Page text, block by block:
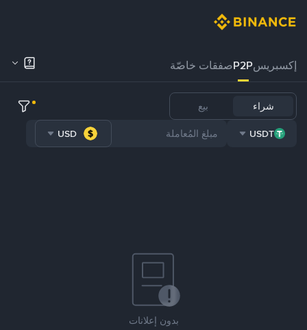
إكسبريسP2Pصفقات خاصّة
شراء بيع
USDT
USD
بدون إعلانات